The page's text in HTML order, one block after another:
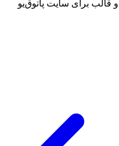
و قالب برای سایت پاتوق‌یو